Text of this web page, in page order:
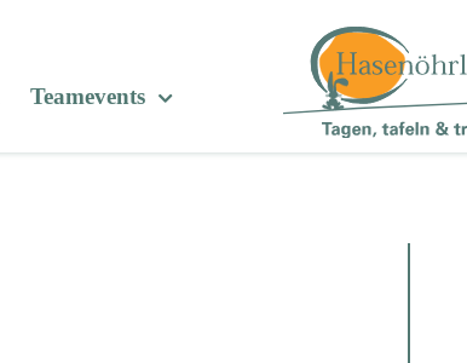
Teamevents